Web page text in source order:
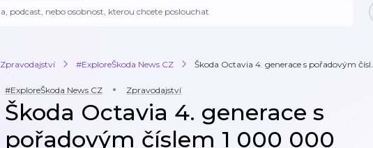
Zpravodajství #ExploreŠkoda News CZ Škoda Octavia 4. generace s pořadovým čísl...
#ExploreŠkoda News CZ Zpravodajství
Škoda Octavia 4. generace s
pořadovým číslem 1 000 000